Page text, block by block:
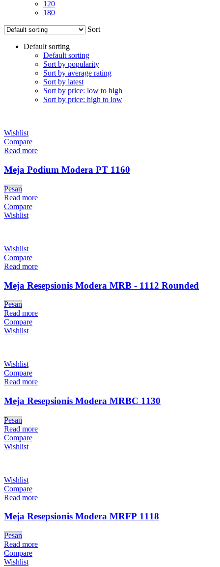
120
180
Sort
Default sorting
Default sorting
Sort by popularity
Sort by average rating
Sort by latest
Sort by price: low to high
Sort by price: high to low
Wishlist
Compare
Read more
Meja Podium Modera PT 1160
Pesan
Read more
Compare
Wishlist
Wishlist
Compare
Read more
Meja Resepsionis Modera MRB - 1112 Rounded
Pesan
Read more
Compare
Wishlist
Wishlist
Compare
Read more
Meja Resepsionis Modera MRBC 1130
Pesan
Read more
Compare
Wishlist
Wishlist
Compare
Read more
Meja Resepsionis Modera MRFP 1118
Pesan
Read more
Compare
Wishlist